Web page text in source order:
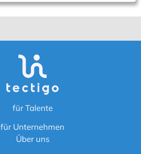
für Talente
für Unternehmen
Über uns